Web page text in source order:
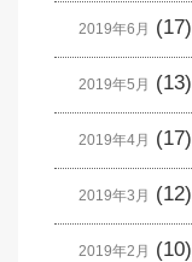
2019年6月 (17)
2019年5月 (13)
2019年4月 (17)
2019年3月 (12)
2019年2月 (10)